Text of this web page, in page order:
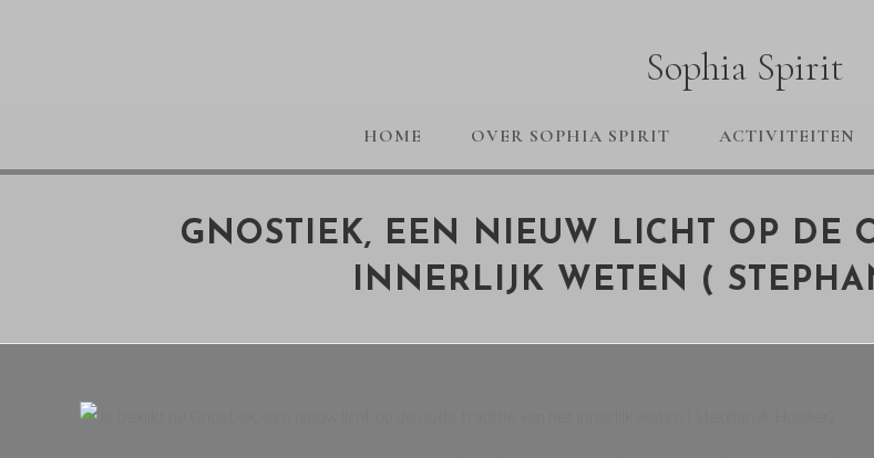
Sophia Spirit
HOME OVER SOPHIA SPIRIT ACTIVITEITEN
GNOSTIEK, EEN NIEUW LICHT OP DE
INNERLIJK WETEN (